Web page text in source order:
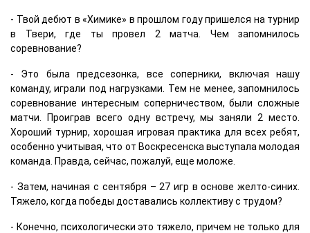
- Твой дебют в «Химике» в прошлом году пришелся на турнир
в Твери, где ты провел 2 матча. Чем запомнилось
соревнование?
- Это была предсезонка, все соперники, включая нашу
команду, играли под нагрузками. Тем не менее, запомнилось
соревнование интересным соперничеством, были сложные
матчи. Проиграв всего одну встречу, мы заняли 2 место.
Хороший турнир, хорошая игровая практика для всех ребят,
особенно учитывая, что от Воскресенска выступала молодая
команда. Правда, сейчас, пожалуй, еще моложе.
- Затем, начиная с сентября – 27 игр в основе желто-синих.
Тяжело, когда победы доставались коллективу с трудом?
- Конечно, психологически это тяжело, причем не только для